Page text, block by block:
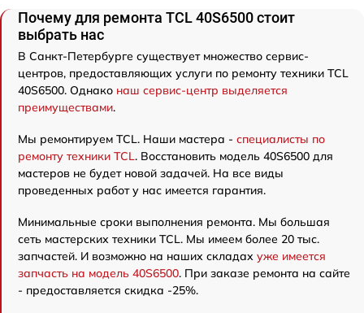
Почему для ремонта TCL 40S6500 стоит
выбрать нас
В Санкт-Петербурге существует множество сервис-
центров, предоставляющих услуги по ремонту техники TCL
40S6500. Однако наш сервис-центр выделяется
преимуществами.
Мы ремонтируем TCL. Наши мастера - специалисты по
ремонту техники TCL. Восстановить модель 40S6500 для
мастеров не будет новой задачей. На все виды
проведенных работ у нас имеется гарантия.
Минимальные сроки выполнения ремонта. Мы большая
сеть мастерских техники TCL. Мы имеем более 20 тыс.
запчастей. И возможно на наших складах уже имеется
запчасть на модель 40S6500. При заказе ремонта на сайте
- предоставляется скидка -25%.